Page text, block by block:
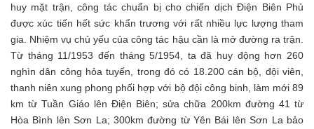
huy mặt trận, công tác chuẩn bị cho chiến dịch Điện Biên Phủ
được xúc tiến hết sức khẩn trương với rất nhiều lực lượng tham
gia. Nhiệm vụ chủ yếu của công tác hậu cần là mở đường ra trận.
Từ tháng 11/1953 đến tháng 5/1954, ta đã huy động hơn 260
nghìn dân công hỏa tuyến, trong đó có 18.200 cán bộ, đội viên,
thanh niên xung phong phối hợp với bộ đội công binh, làm mới 89
km từ Tuần Giáo lên Điện Biên; sửa chữa 200km đường 41 từ
Hòa Bình lên Sơn La; 300km đường từ Yên Bái lên Sơn La bảo